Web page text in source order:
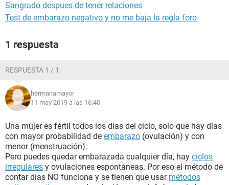
Sangrado despues de tener relaciones
Test de embarazo negativo y no me baja la regla foro
1 respuesta
RESPUESTA 1 / 1
hermanamayor
11 may 2019 a las 16:40
Una mujer es fértil todos los días del ciclo, solo que hay días
con mayor probabilidad de embarazo (ovulación) y con
menor (menstruación).
Pero puedes quedar embarazada cualquier día, hay ciclos
irregulares y ovulaciones espontáneas. Por eso el método de
contar días NO funciona y se tienen que usar métodos